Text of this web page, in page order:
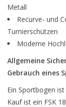
Metall
Recurve- und
Turnierschützen
Moderne
Allgemeine
Gebrauch eines
Ein Sportbogen
Kauf ist ein FSK